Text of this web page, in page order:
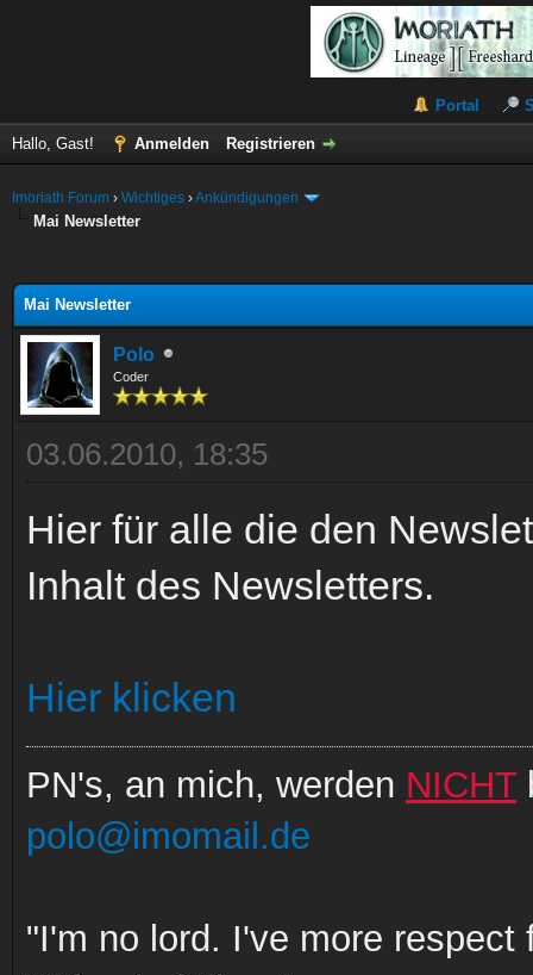
Portal
Hallo, Gast! Anmelden Registrieren
Imoriath Forum › Wichtiges ›Ankündigungen
Mai Newsletter
Mai Newsletter
Polo
Coder
03.06.2010, 18:35
Hier für alle die den
Inhalt des Newsletters.
Hier klicken
PN's, an mich, werden NICHT
polo@imomail.de
"I'm no lord. I've more